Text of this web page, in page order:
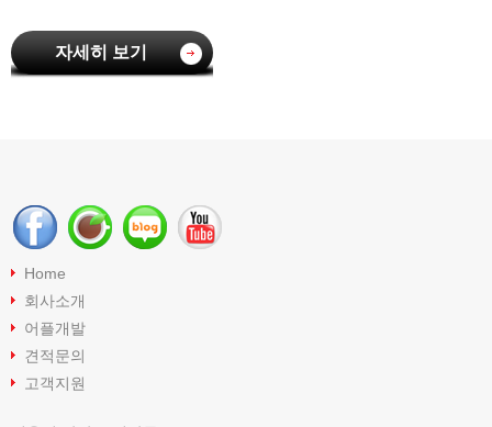
자세히 보기
Home
회사소개
어플개발
견적문의
고객지원